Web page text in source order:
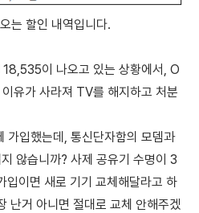
는 할인 내역입니다.
이 나오고 있는 상황에서, O
유가 사라져 TV를 해지하고 처분
가입했는데, 통신단자함의 모뎀과
않습니까? 사제 공유기 수명이 3
입이면 새로 기기 교체해달라고 하
난거 아니면 절대로 교체 안해주겠